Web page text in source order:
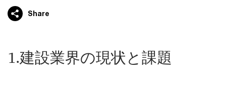
Share
1.建設業界の現状と課題